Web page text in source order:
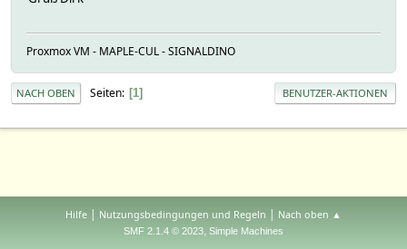
Proxmox VM - MAPLE-CUL - SIGNALDINO
NACH OBEN Seiten 1 BENUTZER-AKTIONEN
Hilfe | Nutzungsbedingungen und Regeln | Nach oben ▲
SMF 2.1.4 © 2023, Simple Machines